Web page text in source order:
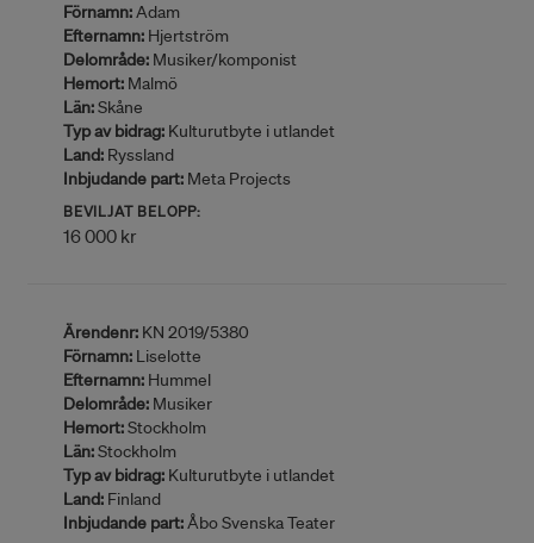
Förnamn:Adam
Efternamn: Hjertström
Delområde: Musiker/komponist
Hemort: Malmö
Län:Skåne
Typ av bidrag: Kulturutbyte i utlandet
Land: Ryssland
Inbjudande part: Meta Projects
BEVILJAT BELOPP:
16 000 kr
Ärendenr: KN 2019/5380
Förnamn: Liselotte
Efternamn: Hummel
Delområde: Musiker
Hemort:Stockholm
Län:Stockholm
Typ av bidrag: Kulturutbyte i utlandet
Land: Finland
Inbjudande part:Åbo Svenska Teater